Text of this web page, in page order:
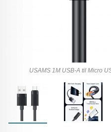
USAMS 1M USB-A til Micro